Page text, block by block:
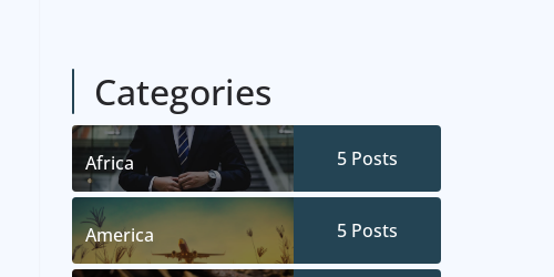
Categories
Africa 5 Posts
America 5 Posts